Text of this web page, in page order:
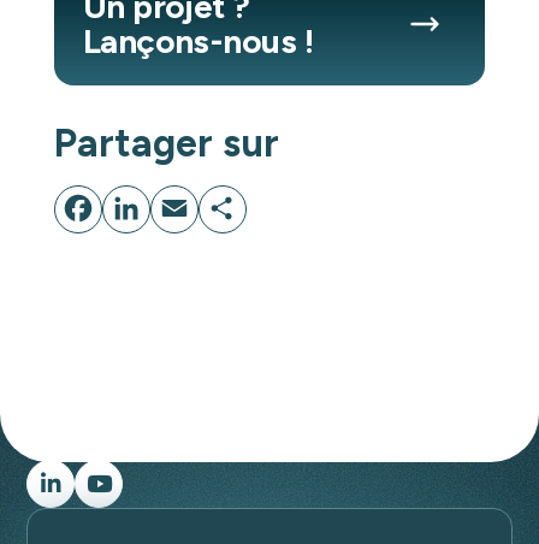
Lançons-nous !
Partager sur
Facebook
LinkedIn
EmailPartager